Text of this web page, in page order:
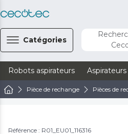
Catégories
Robots aspirateurs
Pièce de rechange Pièces de
Référence : R01_EU01_116316